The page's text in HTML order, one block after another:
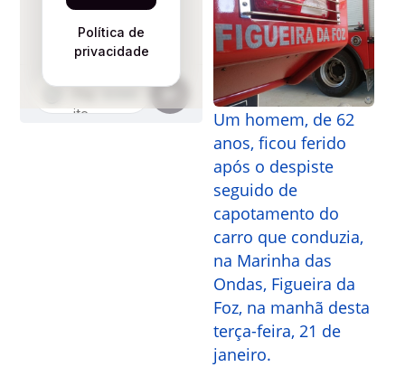
Um homem, de 62
anos, ficou ferido
após o despiste
seguido de
capotamento do
carro que conduzia,
na Marinha das
Ondas, Figueira da
Foz, na manhã desta
terça-feira, 21 de
janeiro.